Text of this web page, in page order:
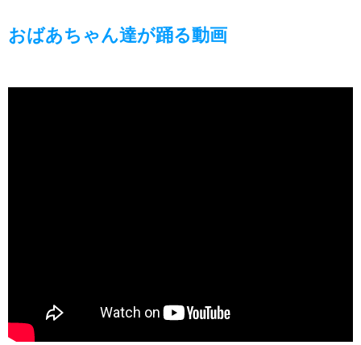
おばあちゃん達が踊る動画